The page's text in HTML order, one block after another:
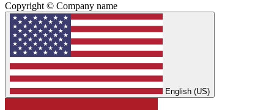
Copyright © Company name
English (US)